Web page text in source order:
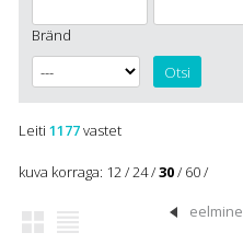
Bränd
Leiti 1177vastet
kuva korraga: 12/24/30/ 60/
eelmine